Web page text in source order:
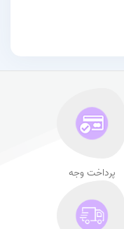
پرداخت وجه